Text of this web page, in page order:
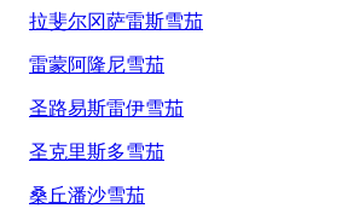
拉斐尔冈萨雷斯雪茄
雷蒙阿隆尼雪茄
圣路易斯雷伊雪茄
圣克里斯多雪茄
桑丘潘沙雪茄